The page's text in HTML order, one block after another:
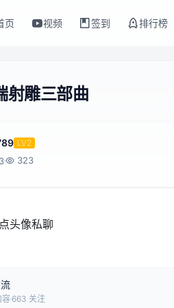
页 视频 签到 排行榜
射雕三部曲
LV2
323
头像私聊
663 关注